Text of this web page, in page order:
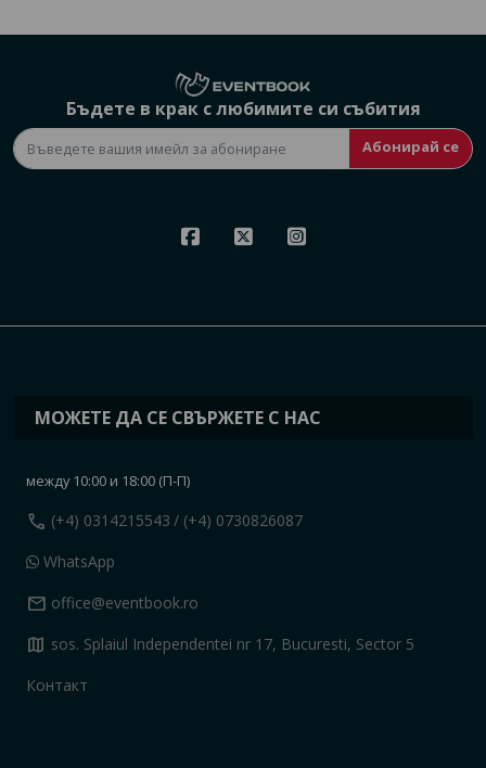
Бъдете в крак с любимите си събития
Абонирай се
МОЖЕТЕ ДА СЕ СВЪРЖЕТЕ С НАС
между 10:00 и 18:00 (П-П)
call (+4) 0314215543 / (+4) 0730826087
WhatsApp
mail office@eventbook.ro
map sos. Splaiul Independentei nr 17, Bucuresti, Sector 5
Контакт